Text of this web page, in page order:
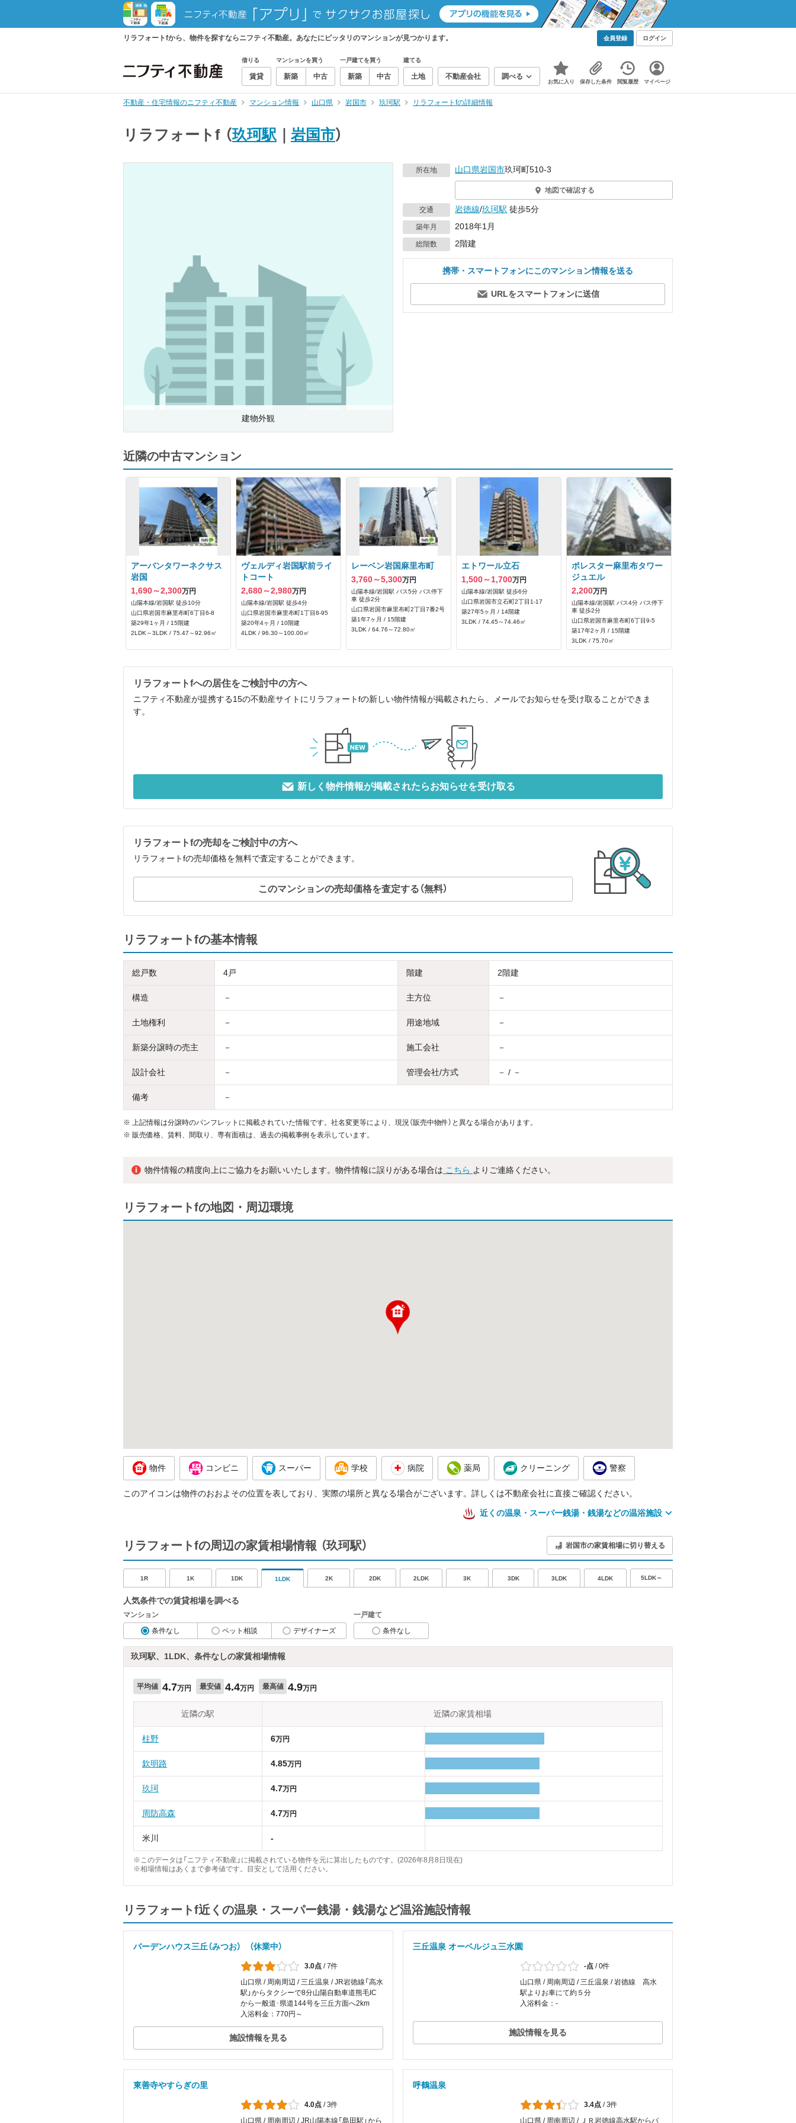
リラフォートfから、物件を探すならニフティ不動産。あなたにピッタリのマンションが見つかります。 会員登録 ログイン
借りる
賃貸
マンションを買う
新築 中古
一戸建てを買う
新築 中古
建てる
土地 不動産会社 調べる
お気に入り 保存した条件 閲覧履歴 マイページ
不動産・住宅情報のニフティ不動産 マンション情報 山口県 岩国市 玖珂駅 リラフォートfの詳細情報
リラフォートf （玖珂駅 岩国市）
建物外観
所在地 山口県岩国市玖珂町510‐3
地図で確認する
交通 岩徳線/玖珂駅 徒歩5分
築年月 2018年1月
総階数 2階建
携帯・スマートフォンにこのマンション情報を送る
URLをスマートフォンに送信
近隣の中古マンション
アーバンタワーネクサス
岩国
1,690～2,300万円
山陽本線/岩国駅 徒歩10分
山口県岩国市麻里布町6丁目6-8
築29年1ヶ月 / 15階建
2LDK～3LDK / 75.47～92.96㎡
ヴェルディ岩国駅前ライ
トコート
2,680～2,980万円
山陽本線/岩国駅 徒歩4分
山口県岩国市麻里布町1丁目8-95
築20年4ヶ月 / 10階建
4LDK / 96.30～100.00㎡
レーベン岩国麻里布町
3,760～5,300万円
山陽本線/岩国駅 バス5分 バス停下
車 徒歩2分
山口県岩国市麻里布町2丁目7番2号
築1年7ヶ月 / 15階建
3LDK / 64.76～72.80㎡
エトワール立石
1,500～1,700万円
山陽本線/岩国駅 徒歩6分
山口県岩国市立石町2丁目1-17
築27年5ヶ月 / 14階建
3LDK / 74.45～74.46㎡
ポレスター麻里布タワー
ジュエル
2,200万円
山陽本線/岩国駅 バス4分 バス停下
車 徒歩2分
山口県岩国市麻里布町6丁目9-5
築17年2ヶ月 / 15階建
3LDK / 75.70㎡
リラフォートfへの居住をご検討中の方へ
ニフティ不動産が提携する15の不動産サイトにリラフォートfの新しい物件情報が掲載されたら、メールでお知らせを受け取ることができま
す。
新しく物件情報が掲載されたらお知らせを受け取る
リラフォートfの売却をご検討中の方へ
リラフォートfの売却価格を無料で査定することができます。
このマンションの売却価格を査定する（無料）
リラフォートfの基本情報
総戸数 4戸 階建 2階建
構造 － 主方位 －
土地権利 － 用途地域 －
新築分譲時の売主 － 施工会社 －
設計会社 － 管理会社/方式 － / －
備考 －
※
上記情報は分譲時のパンフレットに掲載されていた情報です。社名変更等により、現況（販売中物件）と異なる場合があります。
※ 販売価格、賃料、間取り、専有面積は、過去の掲載事例を表示しています。
物件情報の精度向上にご協力をお願いいたします。物件情報に誤りがある場合は こちら よりご連絡ください。
リラフォートfの地図・周辺環境
物件 コンビニ スーパー 学校 病院 薬局 クリーニング 警察
このアイコンは物件のおおよその位置を表しており、実際の場所と異なる場合がございます。詳しくは不動産会社に直接ご確認ください。
近くの温泉・スーパー銭湯・銭湯などの温浴施設
リラフォートfの周辺の家賃相場情報 （玖珂駅） 岩国市の家賃相場に切り替える
1R 1K 1DK 1LDK 2K 2DK 2LDK 3K 3DK 3LDK 4LDK 5LDK～
人気条件での賃貸相場を調べる
マンション
条件なし
ペット相談 デザイナーズ
一戸建て
条件なし
玖珂駅、1LDK、条件なしの家賃相場情報
平均値 4.7万円 最安値 4.4万円 最高値 4.9万円
近隣の駅 近隣の家賃相場
柱野 6万円
欽明路 4.85万円
玖珂 4.7万円
周防高森 4.7万円
米川 -
※このデータは「ニフティ不動産」に掲載されている物件を元に算出したものです。(2026年8月8日現在)
※相場情報はあくまで参考値です。目安として活用ください。
リラフォートf近くの温泉・スーパー銭湯・銭湯など温浴施設情報
バーデンハウス三丘（みつお） （休業中）
3.0点 /7件
山口県 / 周南周辺 / 三丘温泉 / JR岩徳線「高水
駅」からタクシーで8分山陽自動車道熊毛IC
から一般道･県道144号を三丘方面へ2km
入浴料金：770円～
施設情報を見る
三丘温泉 オーベルジュ三水園
-点 /0件
山口県 / 周南周辺 / 三丘温泉 / 岩徳線 高水
駅よりお車にて約５分
入浴料金：-
施設情報を見る
東善寺やすらぎの里
4.0点 /3件
山口県 / 周南周辺 / JR山陽本線「島田駅」から
呼鶴温泉
3.4点 /3件
山口県 / 周南周辺 / ＪＲ岩徳線高水駅からバ